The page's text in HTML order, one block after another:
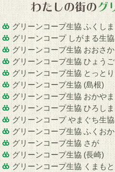
グリーンコープ生協 ふくしま
グリーンコープ しがまる生協
グリーンコープ生協 おおさか
グリーンコープ生協 ひょうご
グリーンコープ生協 とっとり
グリーンコープ生協 (島根)
グリーンコープ生協 おかやま
グリーンコープ生協 ひろしま
グリーンコープ やまぐち生協
グリーンコープ生協 ふくおか
グリーンコープ生協 さが
グリーンコープ生協 (長崎)
グリーンコープ生協 くまもと